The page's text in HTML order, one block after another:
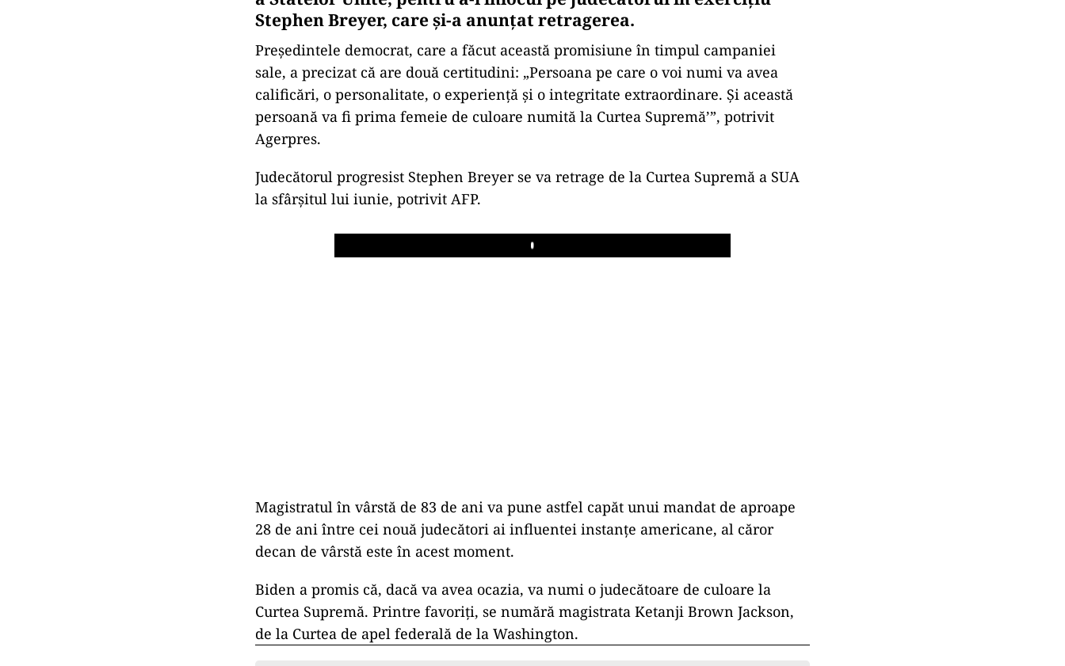
Stephen Breyer, care și-a anunțat retragerea.
Preşedintele democrat, care a făcut această promisiune în timpul campaniei
sale, a precizat că are două certitudini: „Persoana pe care o voi numi va avea
calificări, o personalitate, o experienţă şi o integritate extraordinare. Şi această
persoană va fi prima femeie de culoare numită la Curtea Supremă’”, potrivit
Agerpres.
Judecătorul progresist Stephen Breyer se va retrage de la Curtea Supremă a SUA
la sfârşitul lui iunie, potrivit AFP.
Play
Magistratul în vârstă de 83 de ani va pune astfel capăt unui mandat de aproape
28 de ani între cei nouă judecători ai influentei instanţe americane, al căror
decan de vârstă este în acest moment.
Biden a promis că, dacă va avea ocazia, va numi o judecătoare de culoare la
Curtea Supremă. Printre favoriți, se numără magistrata Ketanji Brown Jackson,
de la Curtea de apel federală de la Washington.